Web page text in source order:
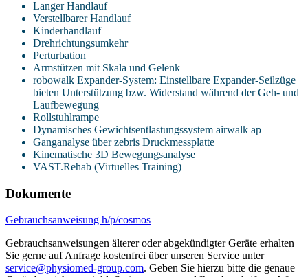
Langer Handlauf
Verstellbarer Handlauf
Kinderhandlauf
Drehrichtungsumkehr
Perturbation
Armstützen mit Skala und Gelenk
robowalk Expander-System: Einstellbare Expander-Seilzüge
bieten Unterstützung bzw. Widerstand während der Geh- und
Laufbewegung
Rollstuhlrampe
Dynamisches Gewichtsentlastungssystem airwalk ap
Ganganalyse über zebris Druckmessplatte
Kinematische 3D Bewegungsanalyse
VAST.Rehab (Virtuelles Training)
Dokumente
Gebrauchsanweisung h/p/cosmos
Gebrauchsanweisungen älterer oder abgekündigter Geräte erhalten
Sie gerne auf Anfrage kostenfrei über unseren Service unter
service@physiomed-group.com. Geben Sie hierzu bitte die genaue